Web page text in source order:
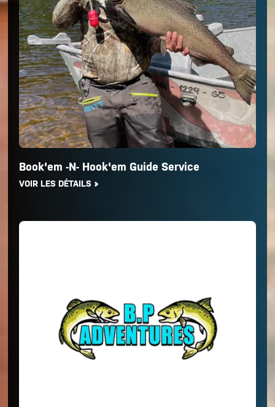
Book'em -N- Hook'em Guide Service
VOIR LES DÉTAILS